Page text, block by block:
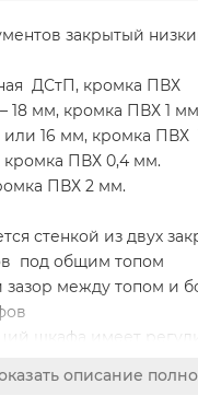
закрытый
ДСтП, кромка ПВХ
18 мм, кромка ПВХ 1
16 мм, кромка ПВХ
кромка ПВХ 0,4 мм.
ПВХ 2 мм.
стенкой из двух
под общим топом
зазор между топом и
шкафа имеет
обеспечивают
описание